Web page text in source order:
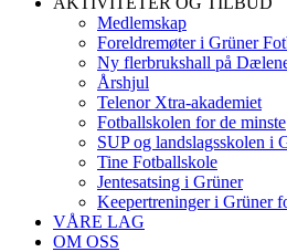
Medlemskap
Foreldremøter i Grüner
Ny flerbrukshall på
Årshjul
Telenor Xtra-akademiet
Fotballskolen for de minste
SUP og landslagsskolen i
Tine Fotballskole
Jentesatsing i Grüner
Keepertreninger i Grüner
VÅRE LAG
OM OSS